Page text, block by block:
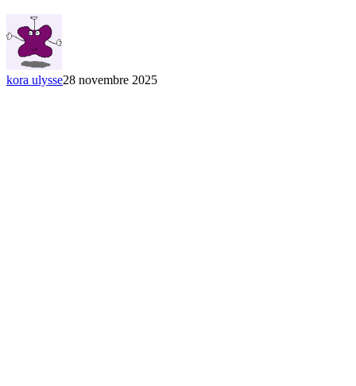
!
kora ulysse28 novembre 2025